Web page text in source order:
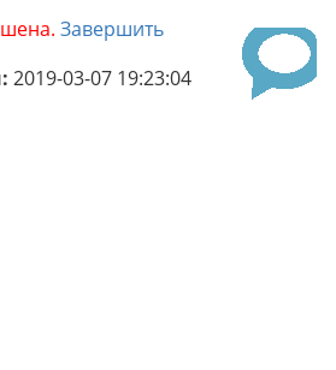
Завершить
2019-03-07 19:23:04